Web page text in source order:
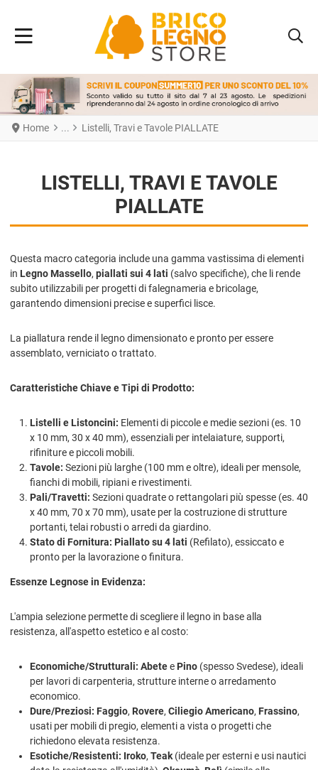
Home Listelli, Travi e Tavole PIALLATE
LISTELLI, TRAVI E TAVOLE
PIALLATE
Questa macro categoria include una gamma vastissima di elementi
in Legno Massello, piallati sui 4 lati (salvo specifiche), che li rende
subito utilizzabili per progetti di falegnameria e bricolage,
garantendo dimensioni precise e superfici lisce.
La piallatura rende il legno dimensionato e pronto per essere
assemblato, verniciato o trattato.
Caratteristiche Chiave e Tipi di Prodotto:
Listelli e Listoncini: Elementi di piccole e medie sezioni (es. 10
x 10 mm, 30 x 40 mm), essenziali per intelaiature, supporti,
rifiniture e piccoli mobili.
Tavole: Sezioni più larghe (100 mm e oltre), ideali per mensole,
fianchi di mobili, ripiani e rivestimenti.
Pali/Travetti: Sezioni quadrate o rettangolari più spesse (es. 40
x 40 mm, 70 x 70 mm), usate per la costruzione di strutture
portanti, telai robusti o arredi da giardino.
Stato di Fornitura: Piallato su 4 lati (Refilato), essiccato e
pronto per la lavorazione o finitura.
Essenze Legnose in Evidenza:
L'ampia selezione permette di scegliere il legno in base alla
resistenza, all'aspetto estetico e al costo:
Economiche/Strutturali: Abetee Pino (spesso Svedese), ideali
per lavori di carpenteria, strutture interne o arredamento
economico.
Dure/Preziosi: Faggio, Rovere, Ciliegio Americano, Frassino,
usati per mobili di pregio, elementi a vista o progetti che
richiedono elevata resistenza.
Esotiche/Resistenti: Iroko, Teak (ideale per esterni e usi nautici